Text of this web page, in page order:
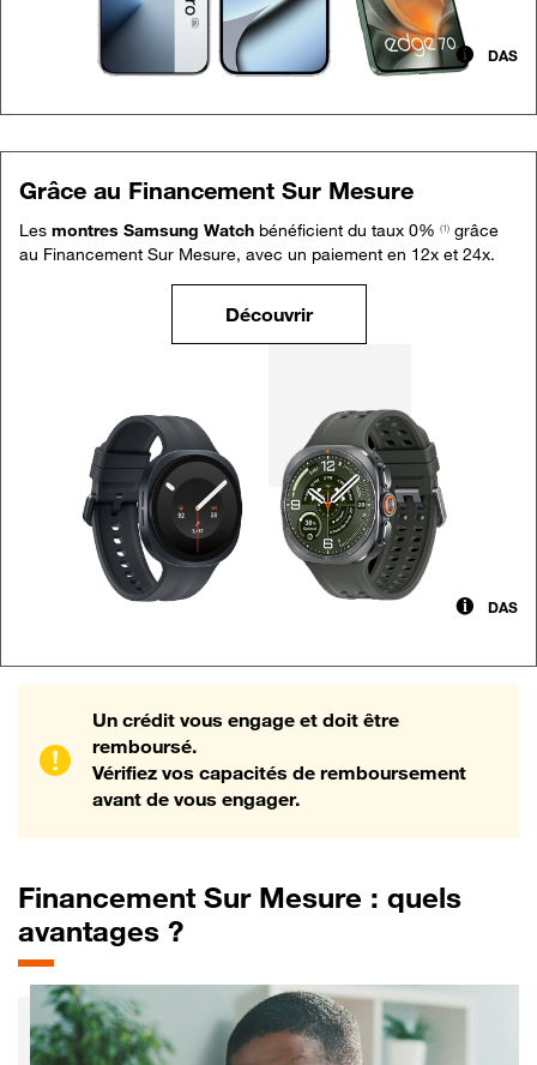
DAS
Grâce au Financement Sur Mesure
Les montres Samsung Watch bénéficient du taux 0% (1) grâce
au Financement Sur Mesure, avec un paiement en 12x et 24x.
Découvrir
DAS
Un crédit vous engage et doit être
remboursé.
Vérifiez vos capacités de remboursement
avant de vous engager.
Financement Sur Mesure : quels
avantages ?